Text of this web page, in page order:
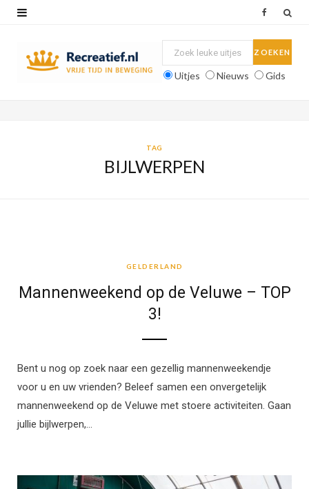
Uitjes Nieuws Gids
TAG
BIJLWERPEN
GELDERLAND
Mannenweekend op de Veluwe – TOP
3!
Bent u nog op zoek naar een gezellig mannenweekendje
voor u en uw vrienden? Beleef samen een onvergetelijk
mannenweekend op de Veluwe met stoere activiteiten. Gaan
jullie bijlwerpen,…